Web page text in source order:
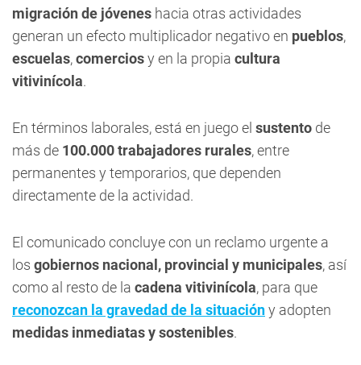
migración de jóvenes hacia otras actividades
generan un efecto multiplicador negativo en pueblos,
escuelas,comerciosy en la propia cultura
vitivinícola.
En términos laborales, está en juego el sustento de
más de 100.000 trabajadores rurales, entre
permanentes y temporarios, que dependen
directamente de la actividad.
El comunicado concluye con un reclamo urgente a
los gobiernos nacional, provincial y municipales, así
como al resto de la cadena vitivinícola, para que
reconozcan la gravedad de la situacióny adopten
medidas inmediatas y sostenibles.